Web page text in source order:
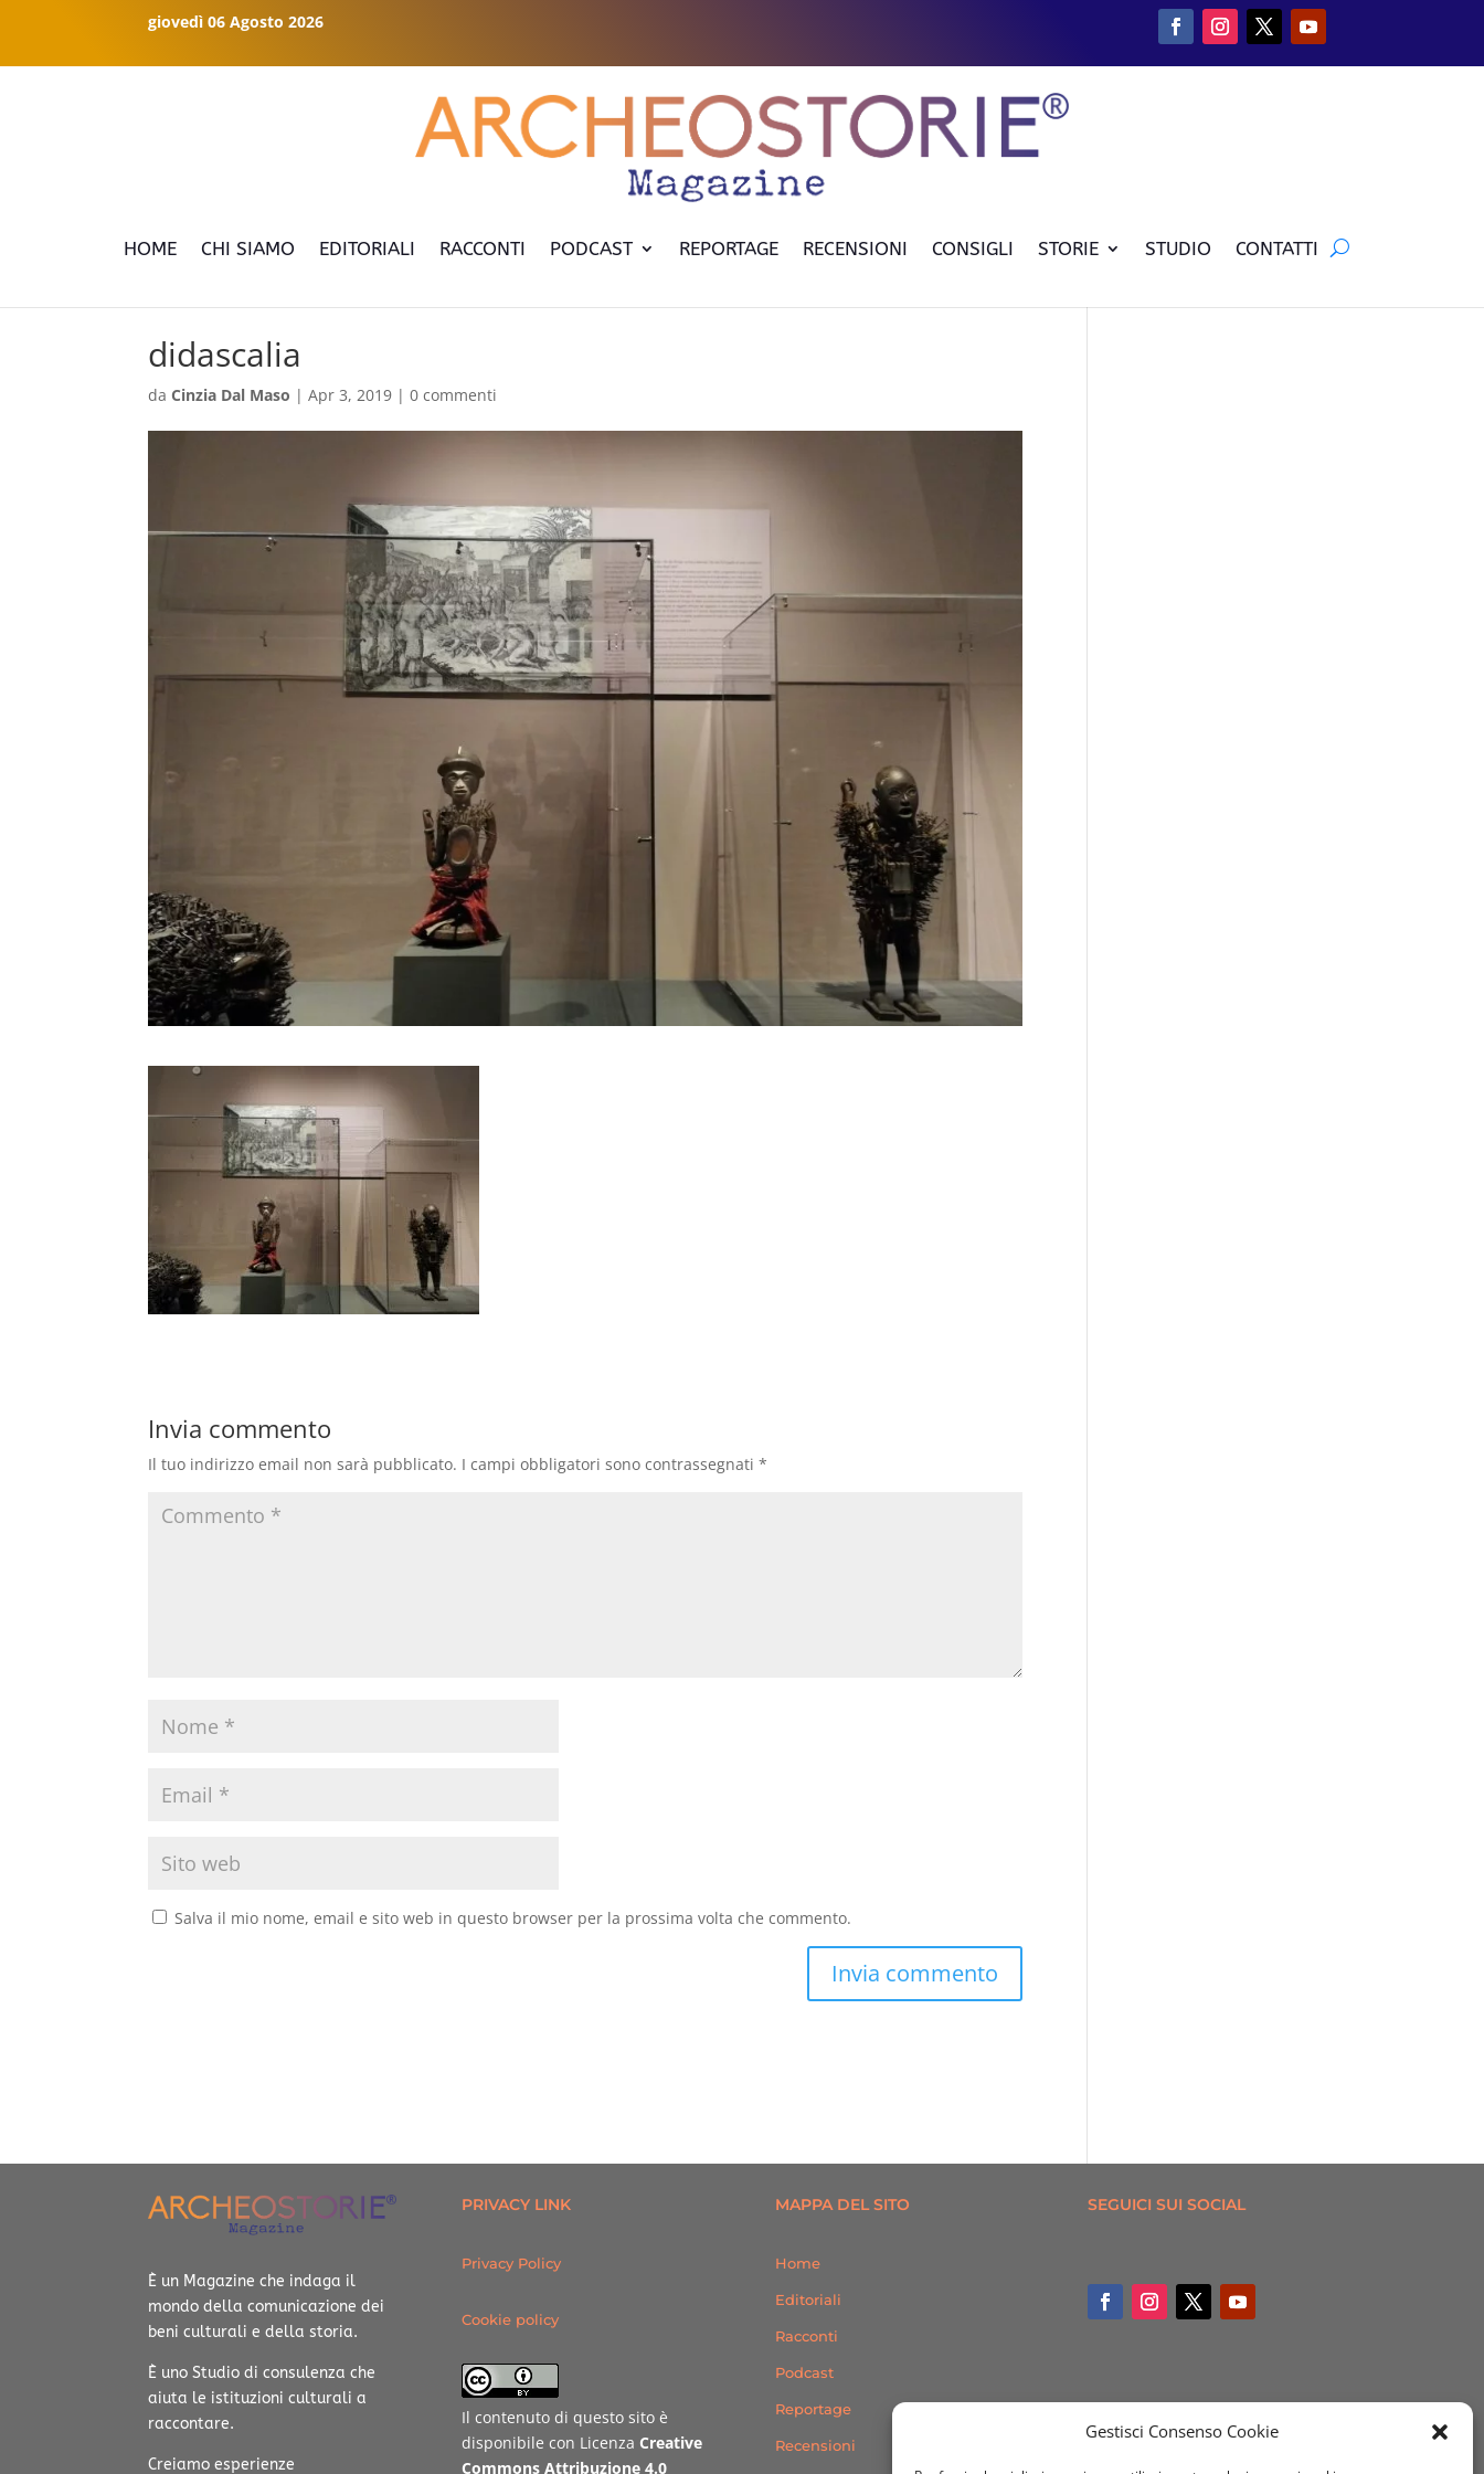
Gestisci Consenso Cookie
giovedì 06 Agosto 2026
HOME CHI SIAMO EDITORIALI RACCONTI PODCAST REPORTAGE RECENSIONI CONSIGLI STORIE STUDIO CONTATTI
didascalia
daCinzia Dal Maso |Apr 3, 2019 |0 commenti
Invia commento
Il tuo indirizzo email non sarà pubblicato. I campi obbligatori sono contrassegnati*
Salva il mio nome, email e sito web in questo browser per la prossima volta che commento.
È un Magazine che indaga il
mondo della comunicazione dei
beni culturali e della storia.
È uno Studio di consulenza che
aiuta le istituzioni culturali a
raccontare.
Creiamo esperienze
PRIVACY LINK
Privacy Policy
Cookie policy
Il contenuto di questo sito è
disponibile con Licenza Creative
Commons Attribuzione 4.0
MAPPA DEL SITO
Home
Editoriali
Racconti
Podcast
Reportage
Recensioni
SEGUICI SUI SOCIAL